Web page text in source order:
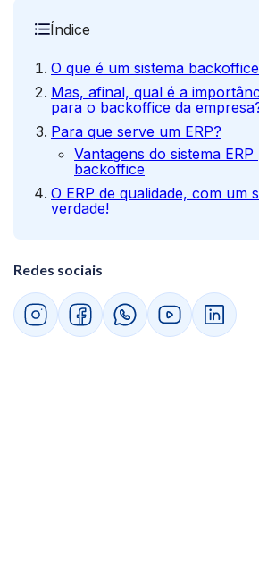
Índice
O que é um sistema
Mas, afinal, qual é a
para o backoffice da
Para que serve um ERP?
Vantagens do sistema
backoffice
O ERP de qualidade, com um
verdade!
Redes sociais